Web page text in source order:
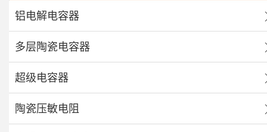
铝电解电容器
多层陶瓷电容器
超级电容器
陶瓷压敏电阻